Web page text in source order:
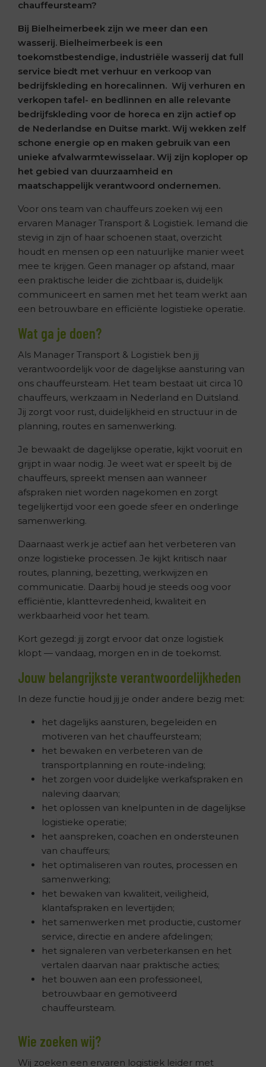
chauffeursteam?
Bij Bielheimerbeek zijn we meer dan een
wasserij. Bielheimerbeek is een
toekomstbestendige, industriële wasserij dat full
service biedt met verhuur en verkoop van
bedrijfskleding en horecalinnen. Wij verhuren en
verkopen tafel- en bedlinnen en alle relevante
bedrijfskleding voor de horeca en zijn actief op
de Nederlandse en Duitse markt. Wij wekken zelf
schone energie op en maken gebruik van een
unieke afvalwarmtewisselaar. Wij zijn koploper op
het gebied van duurzaamheid en
maatschappelijk verantwoord ondernemen.
Voor ons team van chauffeurs zoeken wij een
ervaren Manager Transport & Logistiek. Iemand die
stevig in zijn of haar schoenen staat, overzicht
houdt en mensen op een natuurlijke manier weet
mee te krijgen. Geen manager op afstand, maar
een praktische leider die zichtbaar is, duidelijk
communiceert en samen met het team werkt aan
een betrouwbare en efficiënte logistieke operatie.
Wat ga je doen?
Als Manager Transport & Logistiek ben jij
verantwoordelijk voor de dagelijkse aansturing van
ons chauffeursteam. Het team bestaat uit circa 10
chauffeurs, werkzaam in Nederland en Duitsland.
Jij zorgt voor rust, duidelijkheid en structuur in de
planning, routes en samenwerking.
Je bewaakt de dagelijkse operatie, kijkt vooruit en
grijpt in waar nodig. Je weet wat er speelt bij de
chauffeurs, spreekt mensen aan wanneer
afspraken niet worden nagekomen en zorgt
tegelijkertijd voor een goede sfeer en onderlinge
samenwerking.
Daarnaast werk je actief aan het verbeteren van
onze logistieke processen. Je kijkt kritisch naar
routes, planning, bezetting, werkwijzen en
communicatie. Daarbij houd je steeds oog voor
efficiëntie, klanttevredenheid, kwaliteit en
werkbaarheid voor het team.
Kort gezegd: jij zorgt ervoor dat onze logistiek
klopt — vandaag, morgen en in de toekomst.
Jouw belangrijkste verantwoordelijkheden
In deze functie houd jij je onder andere bezig met:
het dagelijks aansturen, begeleiden en
motiveren van het chauffeursteam;
het bewaken en verbeteren van de
transportplanning en route-indeling;
het zorgen voor duidelijke werkafspraken en
naleving daarvan;
het oplossen van knelpunten in de dagelijkse
logistieke operatie;
het aanspreken, coachen en ondersteunen
van chauffeurs;
het optimaliseren van routes, processen en
samenwerking;
het bewaken van kwaliteit, veiligheid,
klantafspraken en levertijden;
het samenwerken met productie, customer
service, directie en andere afdelingen;
het signaleren van verbeterkansen en het
vertalen daarvan naar praktische acties;
het bouwen aan een professioneel,
betrouwbaar en gemotiveerd
chauffeursteam.
Wie zoeken wij?
Wij zoeken een ervaren logistiek leider met